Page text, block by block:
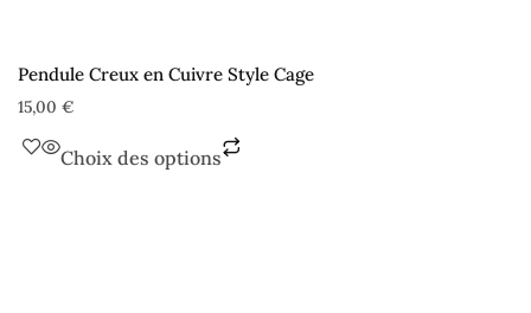
Pendule Creux en Cuivre Style Cage
15,00 €
Choix des options